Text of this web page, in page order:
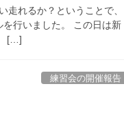
走れるか？ということで、
行いました。 この日は新
[…]
練習会の開催報告